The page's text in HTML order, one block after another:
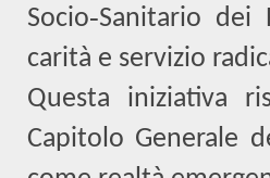
Socio‑Sanitario dei
carità e servizio
Questa iniziativa
Capitolo Generale